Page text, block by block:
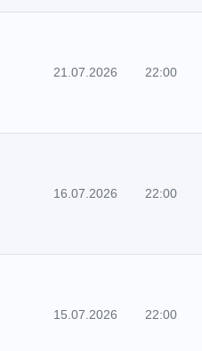
21.07.2026 22:00
16.07.2026 22:00
15.07.2026 22:00